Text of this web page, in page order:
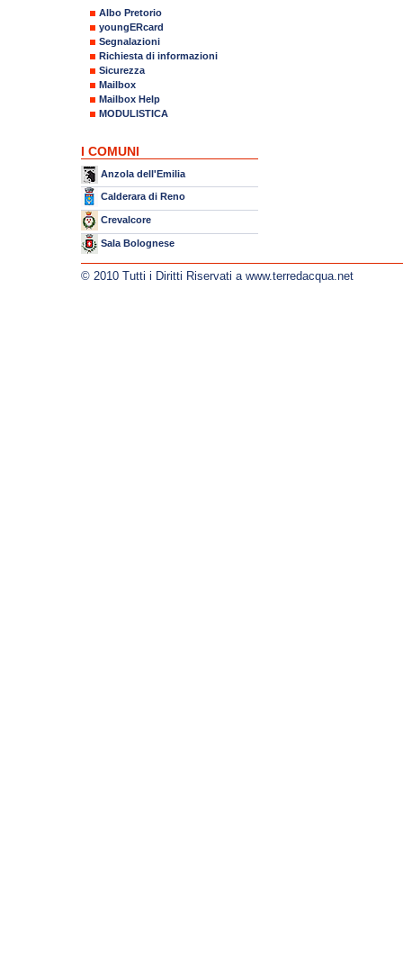
Albo Pretorio
youngERcard
Segnalazioni
Richiesta di informazioni
Sicurezza
Mailbox
Mailbox Help
MODULISTICA
I COMUNI
Anzola dell'Emilia
Calderara di Reno
Crevalcore
Sala Bolognese
© 2010 Tutti i Diritti Riservati a www.terredacqua.net